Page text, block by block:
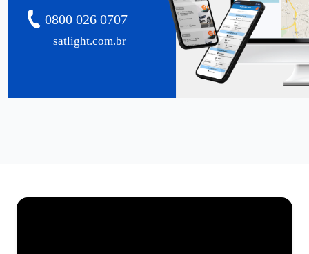
satlight.com.br
0800 026 0707